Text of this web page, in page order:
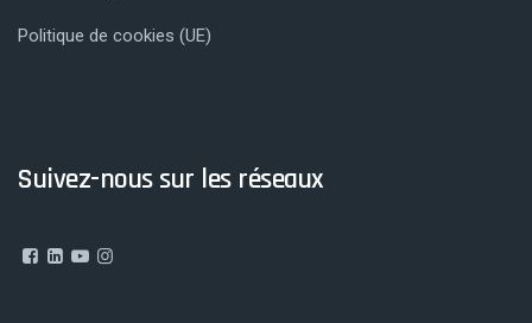
Politique de cookies (UE)
Suivez-nous sur les réseaux